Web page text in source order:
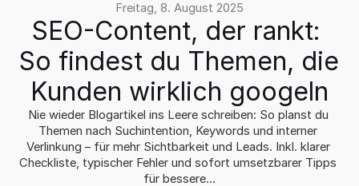
Freitag, 8. August 2025
SEO-Content, der rankt:
So findest du Themen, die
Kunden wirklich googeln
Nie wieder Blogartikel ins Leere schreiben: So planst du
Themen nach Suchintention, Keywords und interner
Verlinkung – für mehr Sichtbarkeit und Leads. Inkl. klarer
Checkliste, typischer Fehler und sofort umsetzbarer Tipps
für bessere…